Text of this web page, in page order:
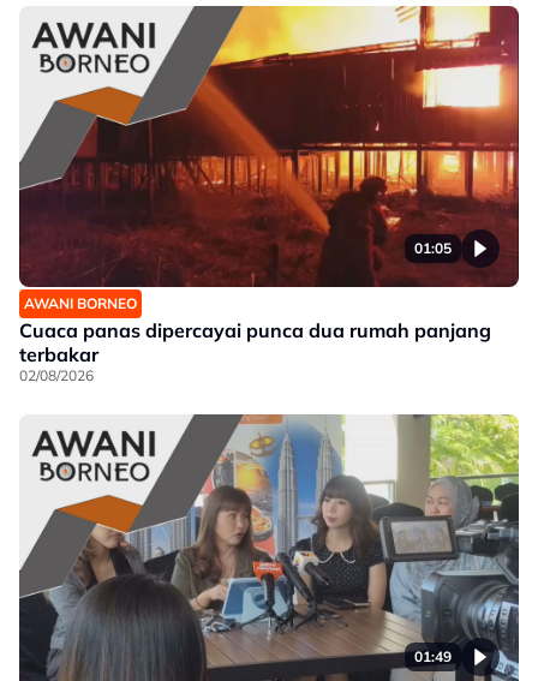
01:05
AWANI BORNEO
Cuaca panas dipercayai punca dua rumah panjang
terbakar
02/08/2026
01:49